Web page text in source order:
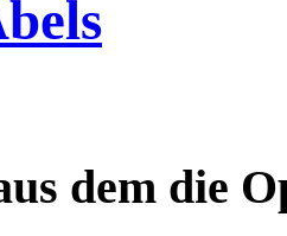
dem die